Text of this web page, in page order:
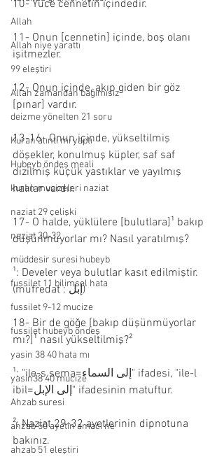
Allah
Allah niye yarattı
99 eleştiri
Allah zamandan bağımısız
deizme yönelten 21 soru
Kuran alıntı mı yaptı
Hubeyb öndeş meali
kuran mucizeleri naziat
naziat 29 çelişki
naziat 30-32
müddesir suresi hubeyb
fussilet 11 bilimsel hata
fussilet 9-12 mucize
fussilet hubeyb öndeş
yasin 38 40 hata mı
yasin38 40 mucize
Ahzab suresi
ahzab 50 ayetin amacı ne
ahzab 51 eleştiri
10- Yüce cennetin içindedir.
11- Onun [cennetin] içinde, boş olanı
işitmezler.
12- Onun içinde, akıp giden bir göz
[pınar] vardır.
13-16- Onun içinde, yükseltilmiş
döşekler, konulmuş küpler, saf saf
dizilmiş küçük yastıklar ve yayılmış
halılar vardır.
17- O halde, yüklülere [bulutlara]¹ bakıp
düşünmüyorlar mı? Nasıl yaratılmış?
¹: Develer veya bulutlar kasıt edilmiştir.
(müfredat : إبل)
18- Bir de göğe [bakıp düşünmüyorlar
mı?]¹ nasıl yükseltilmiş?²
¹: "ile-s sema=إلى السماء" ifadesi, "ile-l
ibil=إلى الإبل" ifadesinin matuftur.
²: Naziat 29-32 ayetlerinin dipnotuna
bakınız.